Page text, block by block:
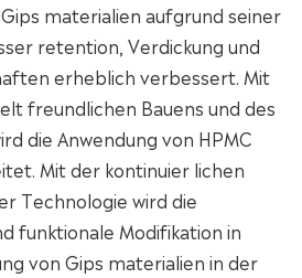
materialien aufgrund seiner
retention, Verdickung und
erheblich verbessert. Mit
freundlichen Bauens und des
die Anwendung von HPMC
Mit der kontinuier lichen
Technologie wird die
funktionale Modifikation in
von Gips materialien in der